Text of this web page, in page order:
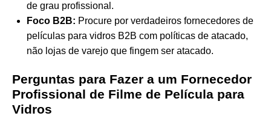
de grau profissional.
Foco B2B: Procure por verdadeiros fornecedores de
películas para vidros B2B com políticas de atacado,
não lojas de varejo que fingem ser atacado.
Perguntas para Fazer a um Fornecedor
Profissional de Filme de Película para
Vidros